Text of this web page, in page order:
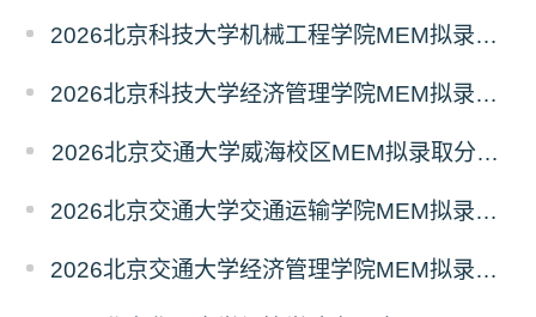
2026北京科技大学机械工程学院MEM拟录取分析解读
2026北京科技大学经济管理学院MEM拟录取分析解读
2026北京交通大学威海校区MEM拟录取分析解读
2026北京交通大学交通运输学院MEM拟录取分析解读
2026北京交通大学经济管理学院MEM拟录取分析解读